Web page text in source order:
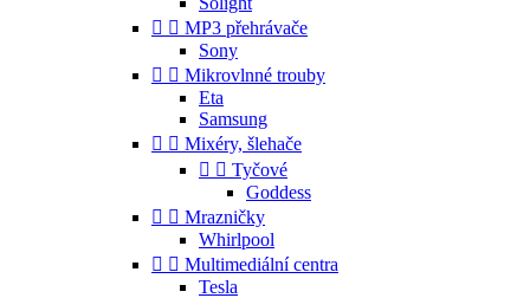
  MP3 přehrávače
Sony
  Mikrovlnné trouby
Eta
Samsung
  Mixéry, šlehače
  Tyčové
Goddess
  Mrazničky
Whirlpool
  Multimediální centra
Tesla